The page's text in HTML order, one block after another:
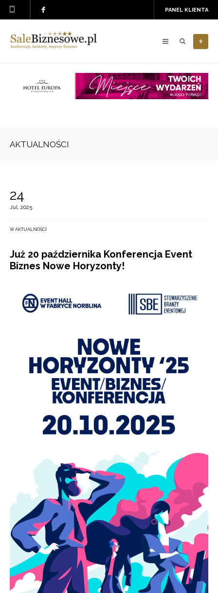
PANEL KLIENTA
+
AKTUALNOŚCI
24
Jul, 2025
W AKTUALNOŚCI
Już 20 października Konferencja Event
Biznes Nowe Horyzonty!